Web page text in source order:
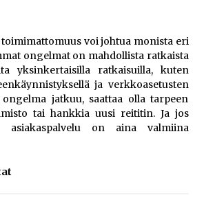
voi johtua monista eri
ongelmat on mahdollista ratkaista
yksinkertaisilla ratkaisuilla, kuten
ja verkkoasetusten
ongelma jatkuu, saattaa olla tarpeen
tai hankkia uusi reititin. Ja jos
asiakaspalvelu on aina valmiina